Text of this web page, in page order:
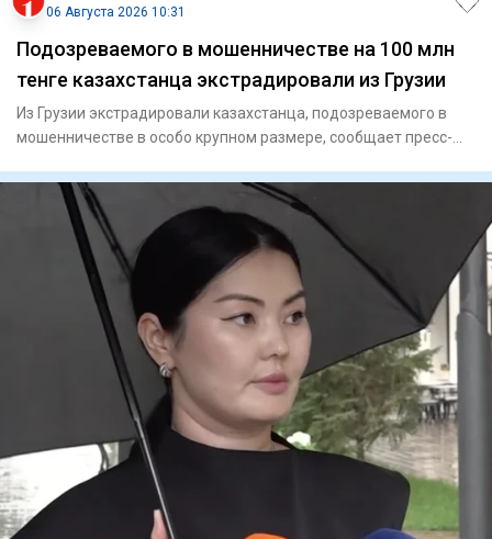
06 Августа 2026 10:31
Подозреваемого в мошенничестве на 100 млн
тенге казахстанца экстрадировали из Грузии
Из Грузии экстрадировали казахстанца, подозреваемого в
мошенничестве в особо крупном размере, сообщает пресс-